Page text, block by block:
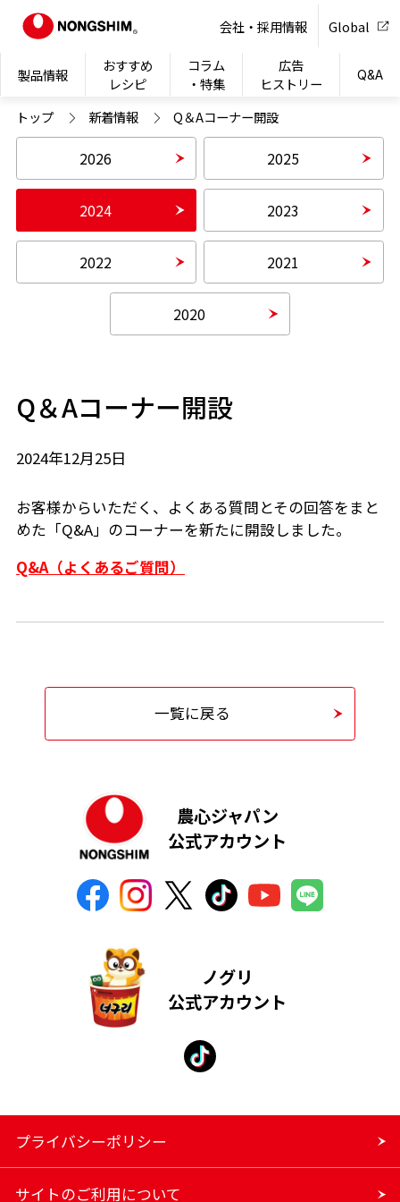
製品情報
おすすめ
レシピ
コラム
・特集
広告
ヒストリー
Q&A
会社・採用情報 Global
トップ 新着情報 Q＆Aコーナー開設
2026 2025
2024 2023
2022 2021
2020
Q＆Aコーナー開設
2024年12月25日
お客様からいただく、よくある質問とその回答をまと
めた「Q&A」のコーナーを新たに開設しました。
Q&A（よくあるご質問）
一覧に戻る
農心ジャパン
公式アカウント
ノグリ
公式アカウント
プライバシーポリシー
サイトのご利用について